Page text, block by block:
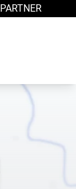
PARTNER